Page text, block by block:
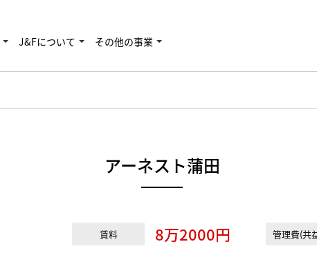
J&Fについて その他の事業
アーネスト蒲田
賃料 8万2000円 管理費(共